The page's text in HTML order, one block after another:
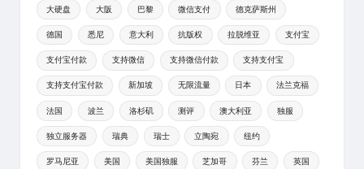
大硬盘 大阪 巴黎 微信支付 德克萨斯州
德国 悉尼 意大利 抗版权 拉脱维亚 支付宝
支付宝付款 支持微信 支持微信付款 支持支付宝
支持支付宝付款 新加坡 无限流量 日本 法兰克福
法国 波兰 洛杉矶 测评 澳大利亚 独服
独立服务器 瑞典 瑞士 立陶宛 纽约
罗马尼亚 美国 美国独服 芝加哥 芬兰 英国